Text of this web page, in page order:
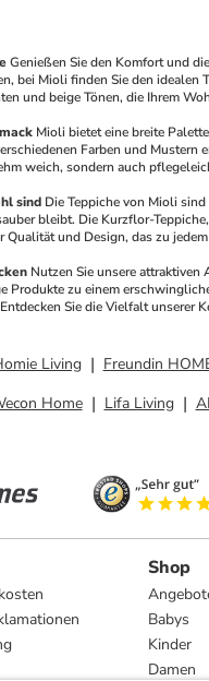
Genießen Sie den Komfort und
bei Mioli finden Sie den
und beige Tönen, die Ihrem
Mioli bietet eine breite
Farben und
weich, sondern auch
sind Die Teppiche von Mioli
bleibt. Die Kurzflor-
und Design, das zu
Nutzen Sie unsere
zu einem
Sie die Vielfalt unserer
Living Freundin
Home Lifa Living
Shop
Babys
Kinder
Damen